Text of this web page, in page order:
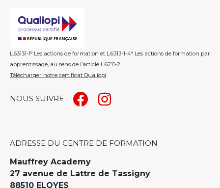
L.63131-1° Les actions de formation et L.6313-1-4° Les actions de formation par
apprentissage, au sens de l’article L.6211-2
Télécharger notre certificat Qualiopi
NOUS SUIVRE
ADRESSE DU CENTRE DE FORMATION
Mauffrey Academy
27 avenue de Lattre de Tassigny
88510 ELOYES